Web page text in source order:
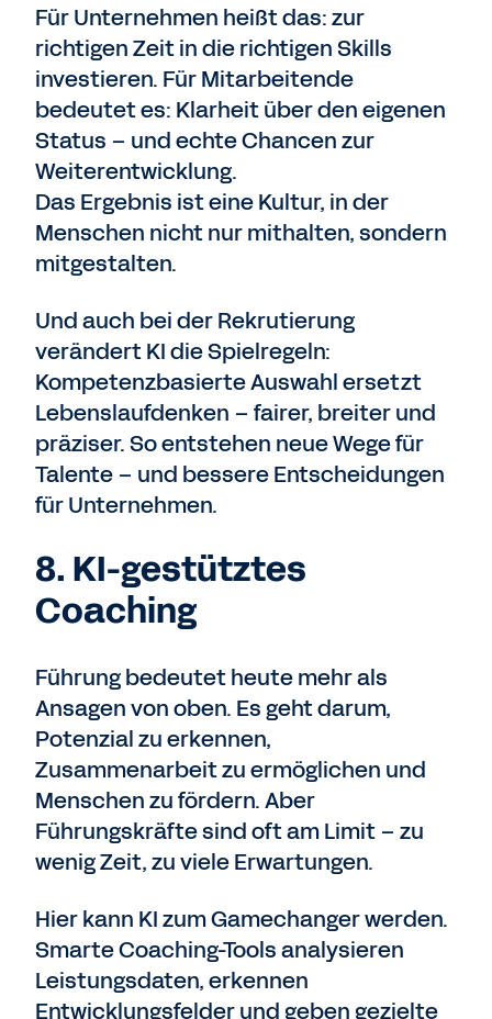
Für Unternehmen heißt das: zur
richtigen Zeit in die richtigen Skills
investieren. Für Mitarbeitende
bedeutet es: Klarheit über den eigenen
Status – und echte Chancen zur
Weiterentwicklung.
Das Ergebnis ist eine Kultur, in der
Menschen nicht nur mithalten, sondern
mitgestalten.
Und auch bei der Rekrutierung
verändert KI die Spielregeln:
KompetenzbasierteAuswahl ersetzt
Lebenslaufdenken – fairer, breiter und
präziser. So entstehen neue Wege für
Talente – und bessere Entscheidungen
für Unternehmen.
8. KI-gestütztes
Coaching
Führung bedeutet heute mehr als
Ansagen von oben. Es geht darum,
Potenzial zu erkennen,
Zusammenarbeit zu ermöglichen und
Menschen zu fördern. Aber
Führungskräfte sind oft am Limit – zu
wenig Zeit, zu viele Erwartungen.
Hier kann KI zum Gamechanger werden.
Smarte Coaching-Tools analysieren
Leistungsdaten, erkennen
Entwicklungsfelder und geben gezielte